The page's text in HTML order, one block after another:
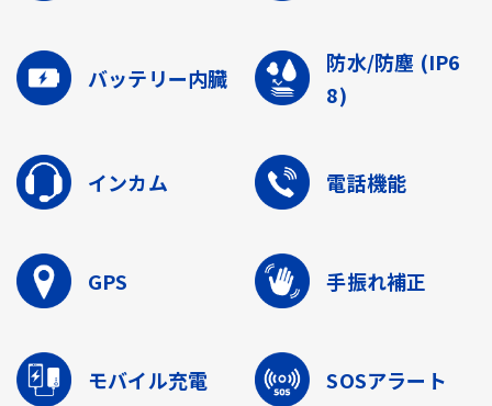
バッテリー内臓
防水/防塵 (IP6
8)
インカム 電話機能
GPS 手振れ補正
モバイル充電 SOSアラート